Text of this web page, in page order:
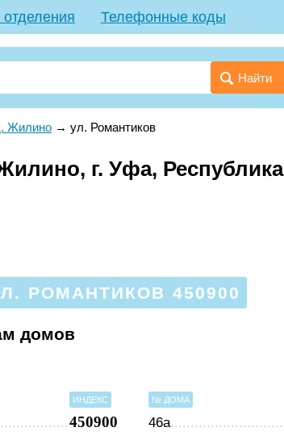
Телефонные коды
Найти
Жилино → ул. Романтиков
г. Уфа, Республика
РОМАНТИКОВ 450900
домов
ИНДЕКС
450900
№ ДОМА
46а